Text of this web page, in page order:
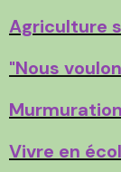
Agriculture
"Nous
Vivre en